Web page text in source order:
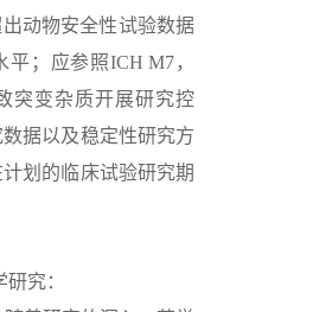
动物安全性试验数据
；应参照ICH M7，
突变杂质开展研究控
据以及稳定性研究方
划的临床试验研究期
究：